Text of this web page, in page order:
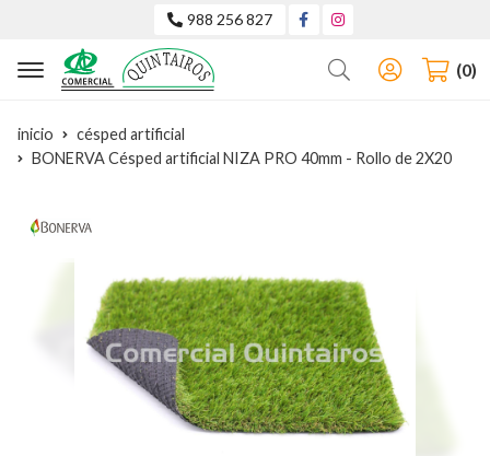
988 256 827
Buscar 0
inicio
césped artificial
BONERVA Césped artificial NIZA PRO 40mm - Rollo de 2X20